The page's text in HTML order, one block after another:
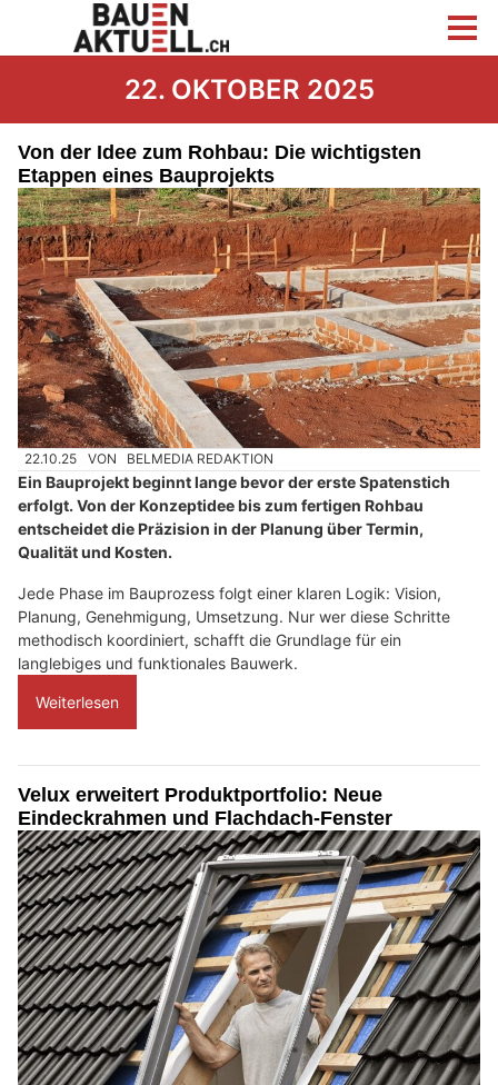
22. OKTOBER 2025
Von der Idee zum Rohbau: Die wichtigsten
Etappen eines Bauprojekts
22.10.25 VON BELMEDIA REDAKTION
Ein Bauprojekt beginnt lange bevor der erste Spatenstich
erfolgt. Von der Konzeptidee bis zum fertigen Rohbau
entscheidet die Präzision in der Planung über Termin,
Qualität und Kosten.
Jede Phase im Bauprozess folgt einer klaren Logik: Vision,
Planung, Genehmigung, Umsetzung. Nur wer diese Schritte
methodisch koordiniert, schafft die Grundlage für ein
langlebiges und funktionales Bauwerk.
Weiterlesen
Velux erweitert Produktportfolio: Neue
Eindeckrahmen und Flachdach-Fenster